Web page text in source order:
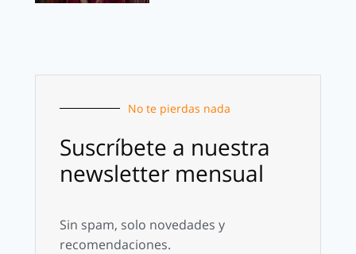
No te pierdas nada
Suscríbete a nuestra
newsletter mensual
Sin spam, solo novedades y
recomendaciones.